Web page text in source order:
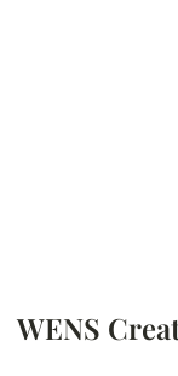
WENS